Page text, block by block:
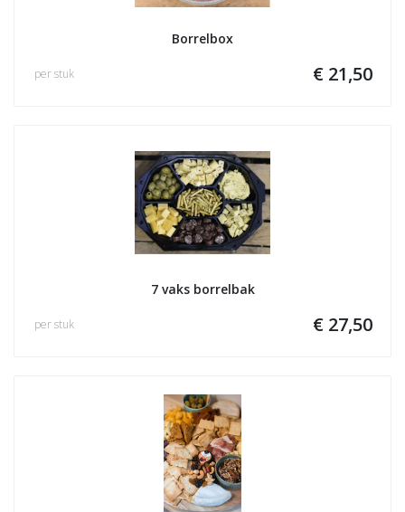
Borrelbox
€ 21,50
per stuk
7 vaks borrelbak
€ 27,50
per stuk